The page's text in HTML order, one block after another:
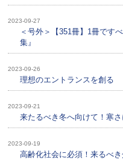
2023-09-27
＜号外＞【351冊】1冊です
集』
2023-09-26
理想のエントランスを創る
2023-09-21
来たるべき冬へ向けて！寒
2023-09-19
高齢化社会に必須！来るべ